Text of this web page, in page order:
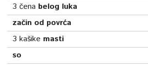
3 čena belog luka
začin od povrća
3 kašike masti
so